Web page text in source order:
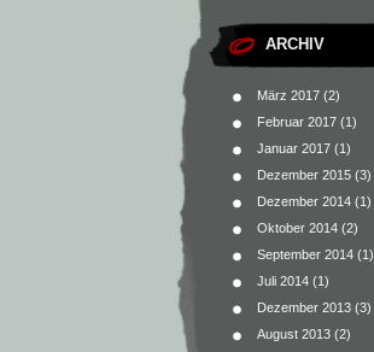
ARCHIV
März 2017 (2)
Februar 2017 (1)
Januar 2017 (1)
Dezember 2015 (3)
Dezember 2014 (1)
Oktober 2014 (2)
September 2014 (1)
Juli 2014 (1)
Dezember 2013 (3)
August 2013 (2)